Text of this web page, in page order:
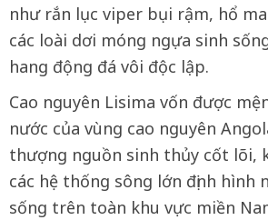
như rắn lục viper bụi rậm, hổ
các loài dơi móng ngựa sinh
hang động đá vôi độc lập.
Cao nguyên Lisima vốn được
nước của vùng cao nguyên
thượng nguồn sinh thủy cốt lõi,
các hệ thống sông lớn định hình
sống trên toàn khu vực miền